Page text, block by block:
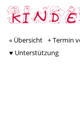
« Übersicht + Termin
♥ Unterstützung